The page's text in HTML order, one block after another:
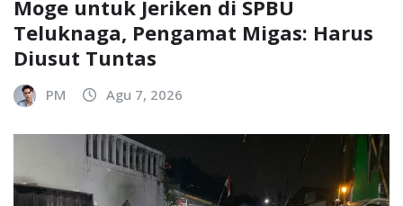
Moge untuk Jeriken di SPBU
Teluknaga, Pengamat Migas: Harus
Diusut Tuntas
PM Agu 7, 2026